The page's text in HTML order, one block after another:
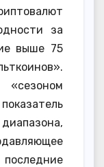
за
выше 75